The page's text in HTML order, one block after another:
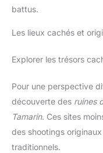
battus.
Les lieux cachés et
Explorer les trésors
Pour une perspective
découverte des ruines
Tamarin. Ces sites
des shootings
traditionnels.